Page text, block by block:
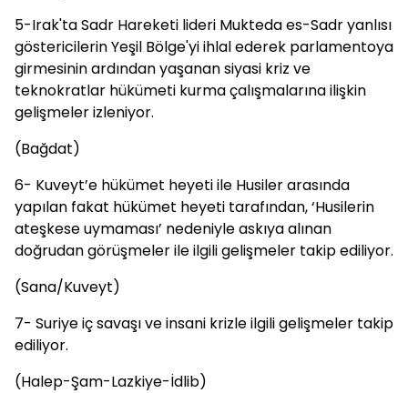
5-Irak'ta Sadr Hareketi lideri Mukteda es-Sadr yanlısı
göstericilerin Yeşil Bölge'yi ihlal ederek parlamentoya
girmesinin ardından yaşanan siyasi kriz ve
teknokratlar hükümeti kurma çalışmalarına ilişkin
gelişmeler izleniyor.
(Bağdat)
6- Kuveyt’e hükümet heyeti ile Husiler arasında
yapılan fakat hükümet heyeti tarafından, ‘Husilerin
ateşkese uymaması’ nedeniyle askıya alınan
doğrudan görüşmeler ile ilgili gelişmeler takip ediliyor.
(Sana/Kuveyt)
7- Suriye iç savaşı ve insani krizle ilgili gelişmeler takip
ediliyor.
(Halep-Şam-Lazkiye-İdlib)